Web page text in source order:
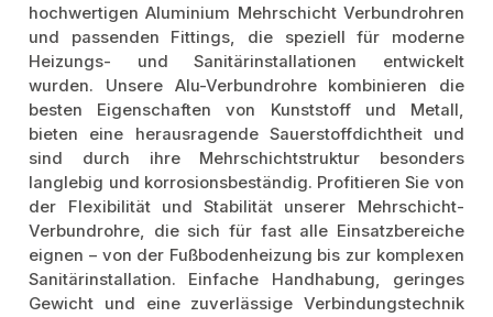
hochwertigen Aluminium Mehrschicht Verbundrohren
und passenden Fittings, die speziell für moderne
Heizungs- und Sanitärinstallationen entwickelt
wurden. Unsere Alu-Verbundrohre kombinieren die
besten Eigenschaften von Kunststoff und Metall,
bieten eine herausragende Sauerstoffdichtheit und
sind durch ihre Mehrschichtstruktur besonders
langlebig und korrosionsbeständig. Profitieren Sie von
der Flexibilität und Stabilität unserer Mehrschicht-
Verbundrohre, die sich für fast alle Einsatzbereiche
eignen – von der Fußbodenheizung bis zur komplexen
Sanitärinstallation. Einfache Handhabung, geringes
Gewicht und eine zuverlässige Verbindungstechnik